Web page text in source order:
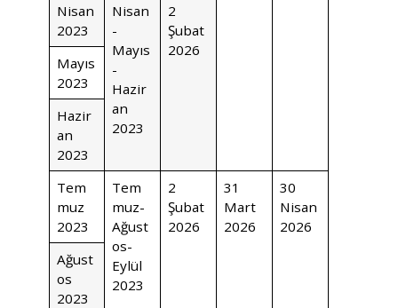
Nisan
2023
Nisan
-
Mayıs
-
Hazir
an
2023
2
Şubat
2026
Mayıs
2023
Hazir
an
2023
Tem
muz
2023
Tem
muz-
Ağust
os-
Eylül
2023
2
Şubat
2026
31
Mart
2026
30
Nisan
2026
Ağust
os
2023